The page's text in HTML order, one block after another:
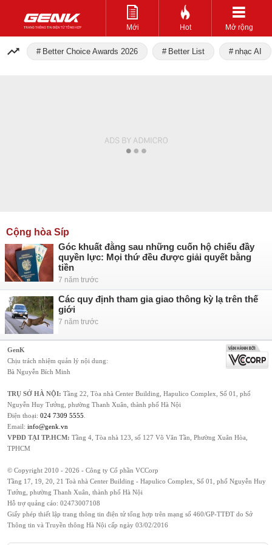
Mới Hot Mở rộng
Better Choice Awards 2026 Better List nhạc AI
Cộng hòa Síp
Góc khuất đằng sau những cuốn hộ chiếu đầy
quyền lực: Mọi thứ đều được giải quyết bằng
tiền
7 năm trước
Các quy định tham gia giao thông kỳ lạ trên thế
giới
7 năm trước
GenK
Chịu trách nhiệm quản lý nội dung:
Bà Nguyễn Bích Minh
TRỤ SỞ HÀ NỘI: Tầng 22, Tòa nhà Center Building, Hapulico Complex, Số 01, phố
Nguyễn Huy Tưởng, phường Thanh Xuân, thành phố Hà Nội
Điện thoại: 024 7309 5555
Email: info@genk.vn
VPĐD TẠI TP.HCM: Tầng 4, Tòa nhà 123, số 127 Võ Văn Tần, Phường Xuân Hòa,
TPHCM
© Copyright 2010 - 2026 - Công ty Cổ phần VCCorp
Tầng 17, 19, 20, 21 Toà nhà Center Building - Hapulico Complex, Số 01, phố Nguyễn Huy
Tưởng, phường Thanh Xuân, thành phố Hà Nội
Hỗ trợ quảng cáo: 02473007108
Giấy phép thiết lập trang thông tin điện tử tổng hợp trên mạng số 460/GP-TTĐT do Sở
Thông tin và Truyền thông Hà Nội cấp ngày 03/02/2016